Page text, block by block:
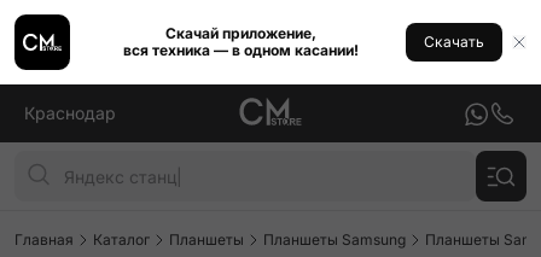
Скачай приложение,
вся техника — в одном касании!
Скачать
Краснодар
Главная Каталог Планшеты Планшеты Samsung Планшеты